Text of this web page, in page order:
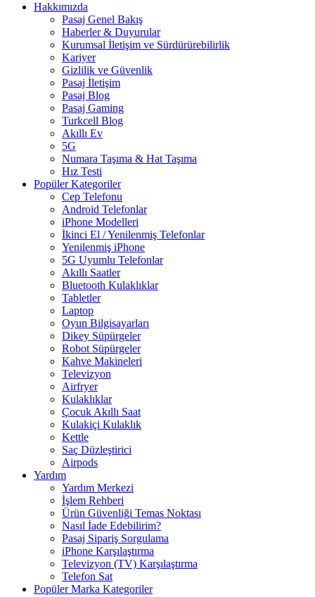
Hakkımızda
Pasaj Genel Bakış
Haberler & Duyurular
Kurumsal İletişim ve Sürdürürebilirlik
Kariyer
Gizlilik ve Güvenlik
Pasaj İletişim
Pasaj Blog
Pasaj Gaming
Turkcell Blog
Akıllı Ev
5G
Numara Taşıma & Hat Taşıma
Hız Testi
Popüler Kategoriler
Cep Telefonu
Android Telefonlar
iPhone Modelleri
İkinci El / Yenilenmiş Telefonlar
Yenilenmiş iPhone
5G Uyumlu Telefonlar
Akıllı Saatler
Bluetooth Kulaklıklar
Tabletler
Laptop
Oyun Bilgisayarları
Dikey Süpürgeler
Robot Süpürgeler
Kahve Makineleri
Televizyon
Airfryer
Kulaklıklar
Çocuk Akıllı Saat
Kulakiçi Kulaklık
Kettle
Saç Düzleştirici
Airpods
Yardım
Yardım Merkezi
İşlem Rehberi
Ürün Güvenliği Temas Noktası
Nasıl İade Edebilirim?
Pasaj Sipariş Sorgulama
iPhone Karşılaştırma
Televizyon (TV) Karşılaştırma
Telefon Sat
Popüler Marka Kategoriler